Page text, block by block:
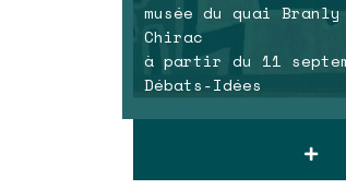
musée du quai
Chirac
à partir du 11
Débats-Idées